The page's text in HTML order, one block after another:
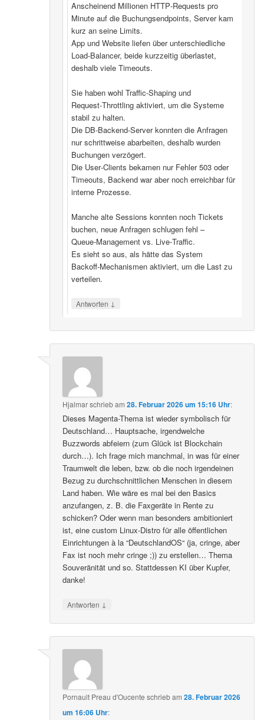
Anscheinend Millionen HTTP‑Requests pro
Minute auf die Buchungsendpoints, Server kam
kurz an seine Limits.
App und Website liefen über unterschiedliche
Load‑Balancer, beide kurzzeitig überlastet,
deshalb viele Timeouts.
Sie haben wohl Traffic‑Shaping und
Request‑Throttling aktiviert, um die Systeme
stabil zu halten.
Die DB‑Backend-Server konnten die Anfragen
nur schrittweise abarbeiten, deshalb wurden
Buchungen verzögert.
Die User‑Clients bekamen nur Fehler 503 oder
Timeouts, Backend war aber noch erreichbar für
interne Prozesse.
Manche alte Sessions konnten noch Tickets
buchen, neue Anfragen schlugen fehl –
Queue‑Management vs. Live‑Traffic.
Es sieht so aus, als hätte das System
Backoff‑Mechanismen aktiviert, um die Last zu
verteilen.
Antworten ↓
Hjalmarschriebam28. Februar 2026 um 15:16 Uhr:
Dieses Magenta-Thema ist wieder symbolisch für
Deutschland… Hauptsache, irgendwelche
Buzzwords abfeiern (zum Glück ist Blockchain
durch…). Ich frage mich manchmal, in was für einer
Traumwelt die leben, bzw. ob die noch irgendeinen
Bezug zu durchschnittlichen Menschen in diesem
Land haben. Wie wäre es mal bei den Basics
anzufangen, z. B. die Faxgeräte in Rente zu
schicken? Oder wenn man besonders ambitioniert
ist, eine custom Linux-Distro für alle öffentlichen
Einrichtungen à la “DeutschlandOS“ (ja, cringe, aber
Fax ist noch mehr cringe ;)) zu erstellen… Thema
Souveränität und so. Stattdessen KI über Kupfer,
danke!
Antworten ↓
Pornault Preau d'Oucente schriebam28. Februar 2026
um 16:06 Uhr: